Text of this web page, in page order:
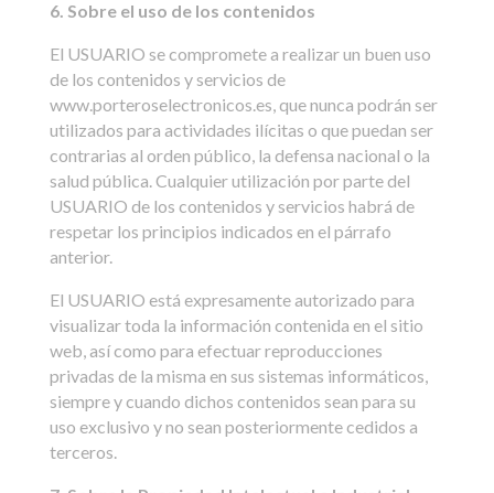
6. Sobre el uso de los contenidos
El USUARIO se compromete a realizar un buen uso
de los contenidos y servicios de
www.porteroselectronicos.es, que nunca podrán ser
utilizados para actividades ilícitas o que puedan ser
contrarias al orden público, la defensa nacional o la
salud pública. Cualquier utilización por parte del
USUARIO de los contenidos y servicios habrá de
respetar los principios indicados en el párrafo
anterior.
El USUARIO está expresamente autorizado para
visualizar toda la información contenida en el sitio
web, así como para efectuar reproducciones
privadas de la misma en sus sistemas informáticos,
siempre y cuando dichos contenidos sean para su
uso exclusivo y no sean posteriormente cedidos a
terceros.